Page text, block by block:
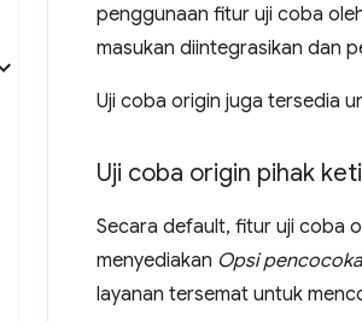
penggunaan fitur uji coba
masukan diintegrasikan dan
Uji coba origin juga tersedia
Uji coba origin pihak
Secara default, fitur uji coba
menyediakan Opsi
layanan tersemat untuk